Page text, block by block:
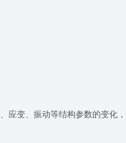
应变、振动等结构参数的变化